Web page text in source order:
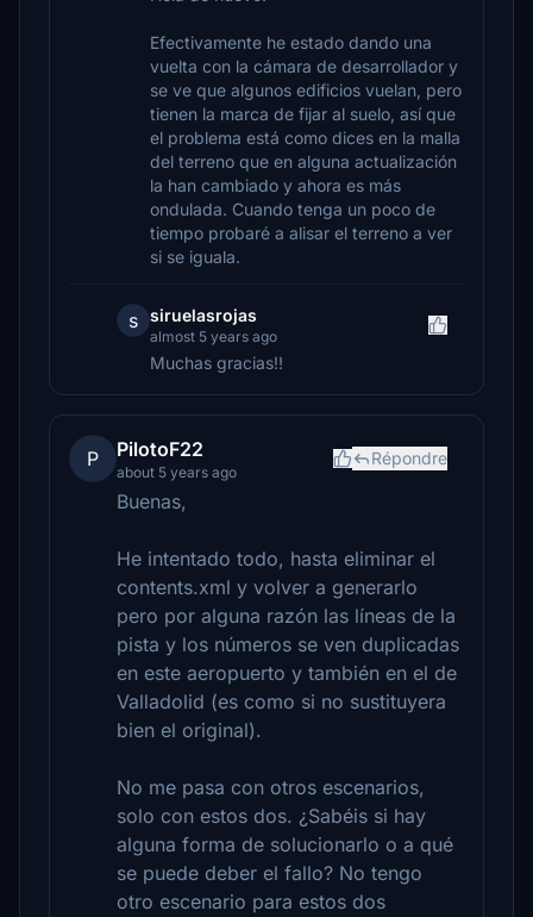
Efectivamente he estado dando una
vuelta con la cámara de desarrollador y
se ve que algunos edificios vuelan, pero
tienen la marca de fijar al suelo, así que
el problema está como dices en la malla
del terreno que en alguna actualización
la han cambiado y ahora es más
ondulada. Cuando tenga un poco de
tiempo probaré a alisar el terreno a ver
si se iguala.
s siruelasrojas
almost 5 years ago
Muchas gracias!!
P PilotoF22
about 5 years ago
Répondre
Buenas,
He intentado todo, hasta eliminar el
contents.xml y volver a generarlo
pero por alguna razón las líneas de la
pista y los números se ven duplicadas
en este aeropuerto y también en el de
Valladolid (es como si no sustituyera
bien el original).
No me pasa con otros escenarios,
solo con estos dos. ¿Sabéis si hay
alguna forma de solucionarlo o a qué
se puede deber el fallo? No tengo
otro escenario para estos dos